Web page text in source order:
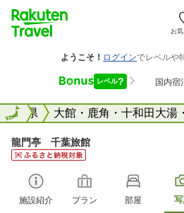
お気
秋田県 大館・鹿角・十和田大湯
全国
龍門亭 千葉旅館
施設紹介 プラン 部屋 写